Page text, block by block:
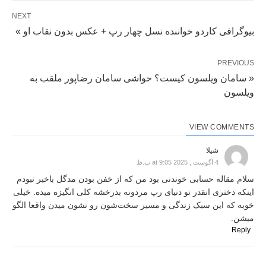
NEXT
بیوگرافی کاردو خواننده نسل چهار رپ + عکس بدون نقاب او »
PREVIOUS
« سامان ویلسون کیست؟ حواشی سامان رضاپور ملقب به
ویلسون
VIEW COMMENTS
شیلا
4 آگوست , 2025 at 9:05 ب.ظ
سلام مقاله حسابی خوندنی بود من که از خفن بودن مدگل باخبر نبودم
اینکه دختری انقدر تو دنیای رپ مردونه بدرخشه کلی انگیزه میده. خیلی
خوبه که این سبک زندگی و مسیر سخت‌شون رو نشون میدن واقعا الگو
میشن.
Reply